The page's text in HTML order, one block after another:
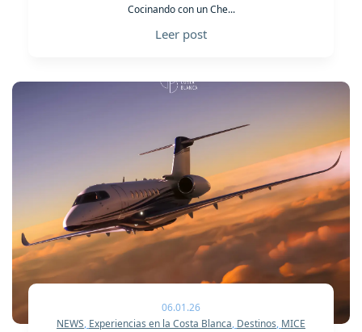
Cocinando con un Che...
Leer post
06.01.26
NEWS, Experiencias en la Costa Blanca, Destinos, MICE